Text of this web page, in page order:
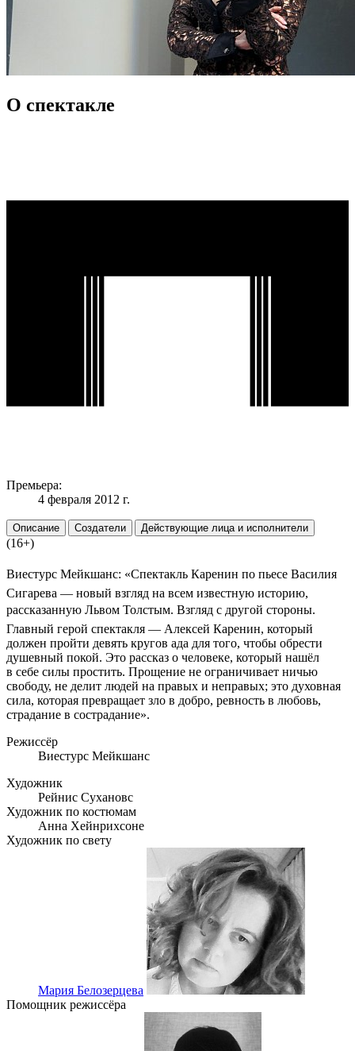
О спектакле
Премьера:
4 февраля 2012 г.
Описание Создатели Действующие лица и исполнители
(16+)
Виестурс Мейкшанс: «Спектакль Каренин по пьесе Василия
Сигарева — новый взгляд на всем известную историю,
рассказанную Львом Толстым. Взгляд с другой стороны.
Главный герой спектакля — Алексей Каренин, который
должен пройти девять кругов ада для того, чтобы обрести
душевный покой. Это рассказ о человеке, который нашёл
в себе силы простить. Прощение не ограничивает ничью
свободу, не делит людей на правых и неправых; это духовная
сила, которая превращает зло в добро, ревность в любовь,
страдание в сострадание».
Режиссёр
Виестурс Мейкшанс
Художник
Рейнис Сухановс
Художник по костюмам
Анна Хейнрихсоне
Художник по свету
Мария Белозерцева
Помощник режиссёра